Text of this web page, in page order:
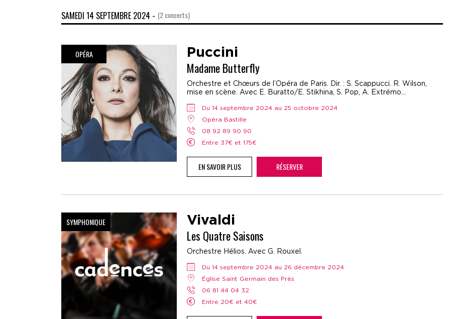
SAMEDI 14 SEPTEMBRE 2024 - (2 concerts)
OPÉRA Puccini
Madame Butterfly
Orchestre et Chœurs de l’Opéra de Paris. Dir. : S. Scappucci. R. Wilson,
mise en scène. Avec E. Buratto/E. Stikhina, S. Pop, A. Extrémo...
Du 14 septembre 2024 au 25 octobre 2024
Opéra Bastille
08 92 89 90 90
Entre 37€ et 175€
EN SAVOIR PLUS RÉSERVER
SYMPHONIQUE Vivaldi
Les Quatre Saisons
Orchestre Hélios. Avec G. Rouxel.
Du 14 septembre 2024 au 26 décembre 2024
Église Saint Germain des Près
06 81 44 04 32
Entre 20€ et 40€